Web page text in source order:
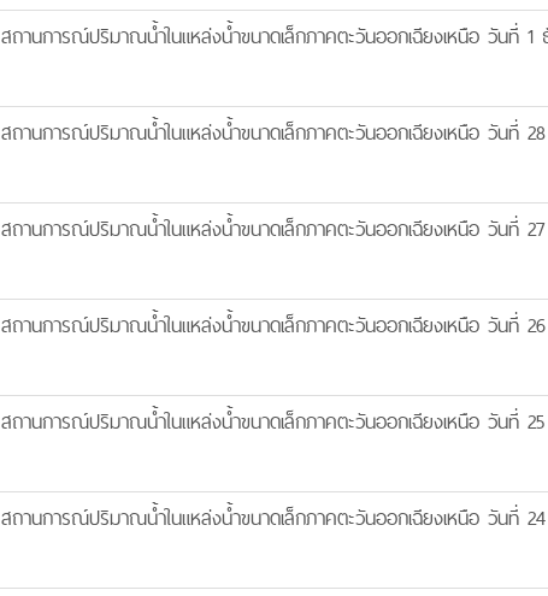
สถานการณ์ปริมาณน้ำในแหล่งน้ำขนาดเล็กภาคตะวันออกเฉียงเหนือ วันที่ 1
สถานการณ์ปริมาณน้ำในแหล่งน้ำขนาดเล็กภาคตะวันออกเฉียงเหนือ วันที่
สถานการณ์ปริมาณน้ำในแหล่งน้ำขนาดเล็กภาคตะวันออกเฉียงเหนือ วันที่
สถานการณ์ปริมาณน้ำในแหล่งน้ำขนาดเล็กภาคตะวันออกเฉียงเหนือ วันที่
สถานการณ์ปริมาณน้ำในแหล่งน้ำขนาดเล็กภาคตะวันออกเฉียงเหนือ วันที่
สถานการณ์ปริมาณน้ำในแหล่งน้ำขนาดเล็กภาคตะวันออกเฉียงเหนือ วันที่